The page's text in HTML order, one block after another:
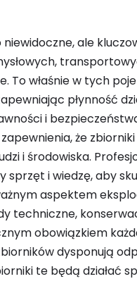
ale
To właśnie w tych
płynność
i
że zbiorniki
i środowiska.
sprzęt i wiedzę, aby
aspektem
techniczne,
obowiązkiem
dysponują
te będą działać